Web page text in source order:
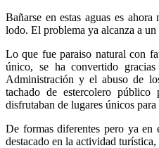
Bañarse en estas aguas es
lodo. El problema ya alcanza a
Lo que fue paraiso natural con
único, se ha convertido
Administración y el abuso de
tachado de estercolero público
disfrutaban de lugares únicos
De formas diferentes pero ya
destacado en la actividad turística,